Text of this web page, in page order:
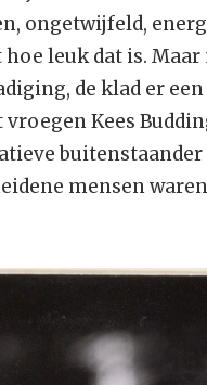
ongetwijfeld,
leuk dat is.
de klad er
Kees
mensen